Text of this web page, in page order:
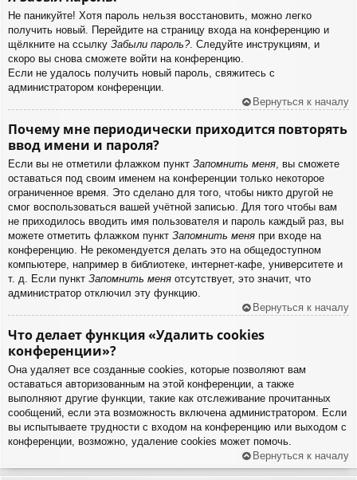
Не паникуйте! Хотя пароль нельзя восстановить, можно легко
получить новый. Перейдите на страницу входа на конференцию и
щёлкните на ссылку Забыли пароль?. Следуйте инструкциям, и
скоро вы снова сможете войти на конференцию.
Если не удалось получить новый пароль, свяжитесь с
администратором конференции.
Вернуться к началу
Почему мне периодически приходится повторять
ввод имени и пароля?
Если вы не отметили флажком пункт Запомнить меня, вы сможете
оставаться под своим именем на конференции только некоторое
ограниченное время. Это сделано для того, чтобы никто другой не
смог воспользоваться вашей учётной записью. Для того чтобы вам
не приходилось вводить имя пользователя и пароль каждый раз, вы
можете отметить флажком пункт Запомнить меня при входе на
конференцию. Не рекомендуется делать это на общедоступном
компьютере, например в библиотеке, интернет-кафе, университете и
т. д. Если пункт Запомнить меня отсутствует, это значит, что
администратор отключил эту функцию.
Вернуться к началу
Что делает функция «Удалить cookies
конференции»?
Она удаляет все созданные cookies, которые позволяют вам
оставаться авторизованным на этой конференции, а также
выполняют другие функции, такие как отслеживание прочитанных
сообщений, если эта возможность включена администратором. Если
вы испытываете трудности с входом на конференцию или выходом с
конференции, возможно, удаление cookies может помочь.
Вернуться к началу